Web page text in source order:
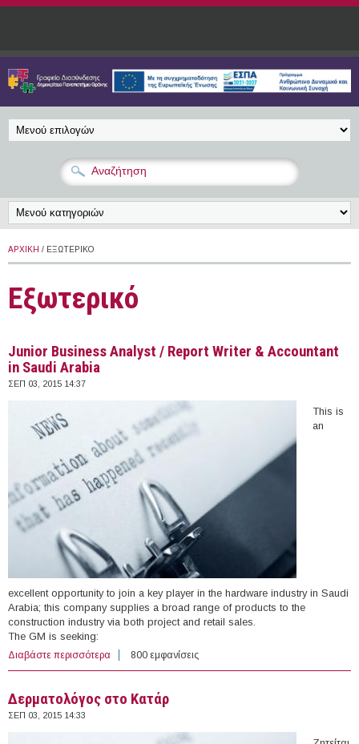
Παράκαμψη προς το κυρίως περιεχόμενο
ΑΡΧΙΚΉ / ΕΞΩΤΕΡΙΚΌ
Εξωτερικό
Junior Business Analyst / Report Writer & Accountant
in Saudi Arabia
ΣΕΠ 03, 2015 14:37
This is
an
excellent opportunity to join a key player in the hardware industry in Saudi
Arabia; this company supplies a broad range of products to the
construction industry via both project and retail sales.
The GM is seeking:
Διαβάστε περισσότερα για Junior Business Analyst / Report Writer & Accountant
in Saudi Arabia
800 εμφανίσεις
Δερματολόγος στο Κατάρ
ΣΕΠ 03, 2015 14:33